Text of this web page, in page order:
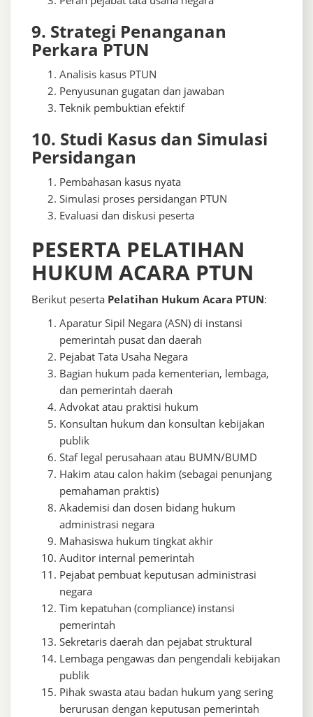
9. Strategi Penanganan
Perkara PTUN
Analisis kasus PTUN
Penyusunan gugatan dan jawaban
Teknik pembuktian efektif
10. Studi Kasus dan Simulasi
Persidangan
Pembahasan kasus nyata
Simulasi proses persidangan PTUN
Evaluasi dan diskusi peserta
PESERTA PELATIHAN
HUKUM ACARA PTUN
Berikut peserta Pelatihan Hukum Acara PTUN:
Aparatur Sipil Negara (ASN) di instansi
pemerintah pusat dan daerah
Pejabat Tata Usaha Negara
Bagian hukum pada kementerian, lembaga,
dan pemerintah daerah
Advokat atau praktisi hukum
Konsultan hukum dan konsultan kebijakan
publik
Staf legal perusahaan atau BUMN/BUMD
Hakim atau calon hakim (sebagai penunjang
pemahaman praktis)
Akademisi dan dosen bidang hukum
administrasi negara
Mahasiswa hukum tingkat akhir
Auditor internal pemerintah
Pejabat pembuat keputusan administrasi
negara
Tim kepatuhan (compliance) instansi
pemerintah
Sekretaris daerah dan pejabat struktural
Lembaga pengawas dan pengendali kebijakan
publik
Pihak swasta atau badan hukum yang sering
berurusan dengan keputusan pemerintah